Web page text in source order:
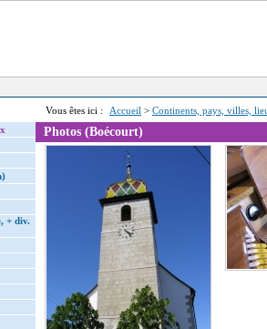
Vous êtes ici : Accueil > Continents, pays, villes,
+ div.
Photos (Boécourt)